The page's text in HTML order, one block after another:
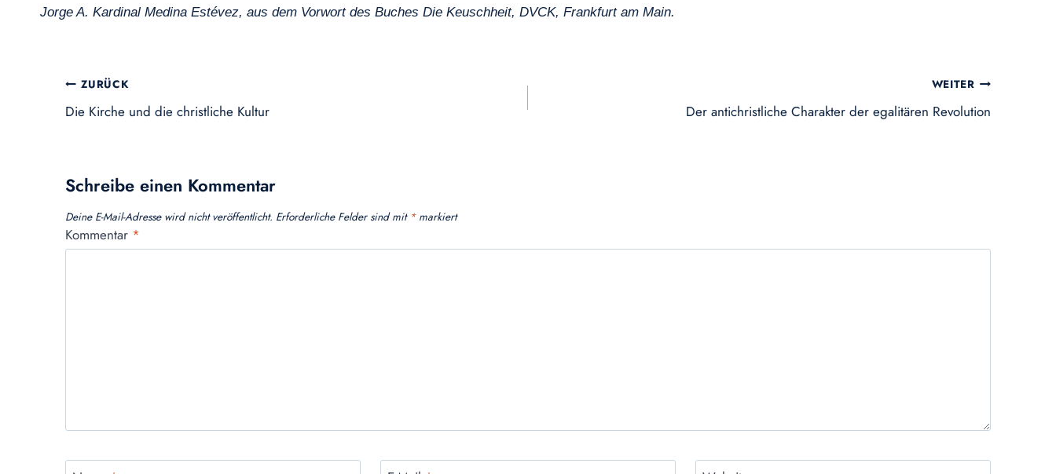
Jorge A. Kardinal Medina Estévez, aus dem Vorwort des Buches Die Keuschheit, DVCK, Frankfurt am Main.
Beitragsnavigation
ZURÜCK
Die Kirche und die christliche Kultur
WEITER
Der antichristliche Charakter der egalitären Revolution
Schreibe einen Kommentar
Deine E-Mail-Adresse wird nicht veröffentlicht. Erforderliche Felder sind mit *markiert
Kommentar *